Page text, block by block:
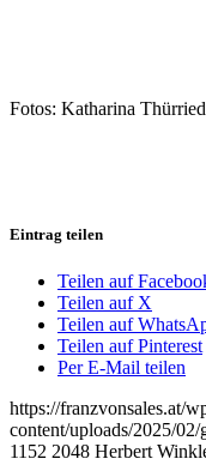
Fotos: Katharina
Eintrag teilen
Teilen auf
Teilen auf X
Teilen auf
Teilen auf Pinterest
Per E-Mail teilen
https://franzvonsales.at/
content/uploads/2025/
1152 2048 Herbert